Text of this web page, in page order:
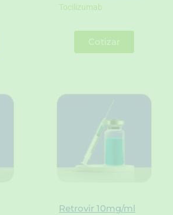
Tocilizumab
Cotizar
Retrovir 10mg/ml